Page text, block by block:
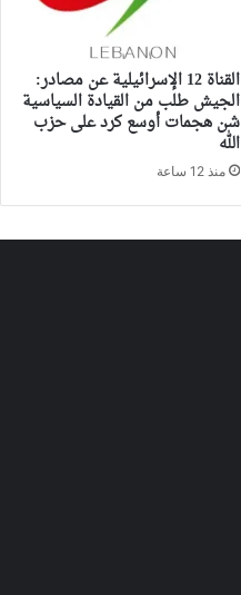
القناة 12 الإسرائيلية عن مصادر:
الجيش طلب من القيادة السياسية
شن هجمات أوسع كرد على حزب
الله
منذ 12 ساعة